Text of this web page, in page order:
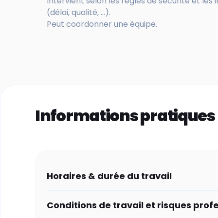
(délai, qualité, ...).
Peut coordonner une équipe.
Informations pratiques
Horaires & durée du travail
Conditions de travail et risques